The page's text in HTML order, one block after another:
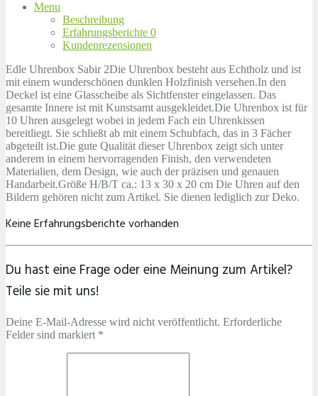
Menu
Beschreibung
Erfahrungsberichte 0
Kundenrezensionen
Edle Uhrenbox Sabir 2Die Uhrenbox besteht aus Echtholz und ist
mit einem wunderschönen dunklen Holzfinish versehen.In den
Deckel ist eine Glasscheibe als Sichtfenster eingelassen. Das
gesamte Innere ist mit Kunstsamt ausgekleidet.Die Uhrenbox ist für
10 Uhren ausgelegt wobei in jedem Fach ein Uhrenkissen
bereitliegt. Sie schließt ab mit einem Schubfach, das in 3 Fächer
abgeteilt ist.Die gute Qualität dieser Uhrenbox zeigt sich unter
anderem in einem hervorragenden Finish, den verwendeten
Materialien, dem Design, wie auch der präzisen und genauen
Handarbeit.Größe H/B/T ca.: 13 x 30 x 20 cm Die Uhren auf den
Bildern gehören nicht zum Artikel. Sie dienen lediglich zur Deko.
Keine Erfahrungsberichte vorhanden
Du hast eine Frage oder eine Meinung zum Artikel?
Teile sie mit uns!
Deine E-Mail-Adresse wird nicht veröffentlicht. Erforderliche
Felder sind markiert *